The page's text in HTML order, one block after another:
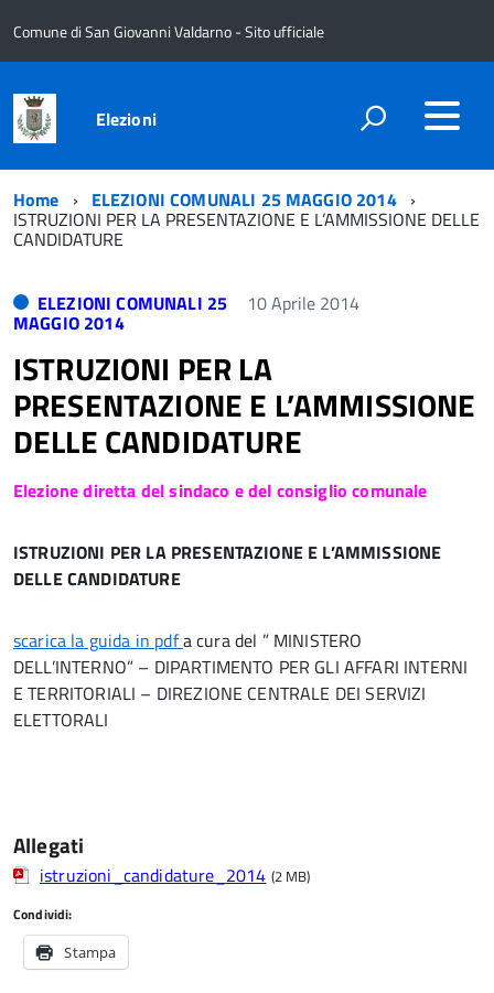
Comune di San Giovanni Valdarno - Sito ufficiale
Elezioni
Home ELEZIONI COMUNALI 25 MAGGIO 2014
ISTRUZIONI PER LA PRESENTAZIONE E L’AMMISSIONE DELLE
CANDIDATURE
ELEZIONI COMUNALI 25
MAGGIO 2014
10 Aprile 2014
ISTRUZIONI PER LA
PRESENTAZIONE E L’AMMISSIONE
DELLE CANDIDATURE
Elezione diretta del sindaco e del consiglio comunale
ISTRUZIONI PER LA PRESENTAZIONE E L’AMMISSIONE
DELLE CANDIDATURE
scarica la guida in pdfa cura del ” MINISTERO
DELL’INTERNO” – DIPARTIMENTO PER GLI AFFARI INTERNI
E TERRITORIALI – DIREZIONE CENTRALE DEI SERVIZI
ELETTORALI
Allegati
istruzioni_candidature_2014 (2 MB)
Condividi:
Stampa